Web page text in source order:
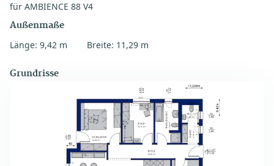
für AMBIENCE 88 V4
Außenmaße
Länge: 9,42 m Breite: 11,29 m
Grundrisse